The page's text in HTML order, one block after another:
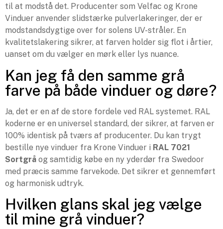
til at modstå det. Producenter som Velfac og Krone
Vinduer anvender slidstærke pulverlakeringer, der er
modstandsdygtige over for solens UV-stråler. En
kvalitetslakering sikrer, at farven holder sig flot i årtier,
uanset om du vælger en mørk eller lys nuance.
Kan jeg få den samme grå
farve på både vinduer og døre?
Ja, det er en af de store fordele ved RAL systemet. RAL
koderne er en universel standard, der sikrer, at farven er
100% identisk på tværs af producenter. Du kan trygt
bestille nye vinduer fra Krone Vinduer i RAL 7021
Sortgrå og samtidig købe en ny yderdør fra Swedoor
med præcis samme farvekode. Det sikrer et gennemført
og harmonisk udtryk.
Hvilken glans skal jeg vælge
til mine grå vinduer?